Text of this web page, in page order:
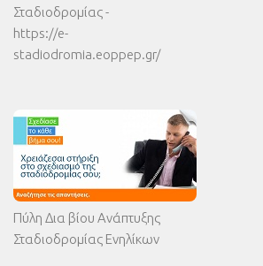
Σταδιοδρομίας -
https://e-
stadiodromia.eoppep.gr/
Πύλη Δια βίου Ανάπτυξης
Σταδιοδρομίας Ενηλίκων